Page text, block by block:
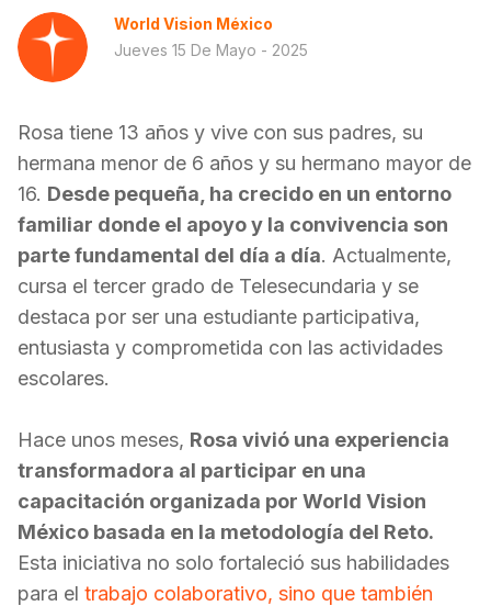
World Vision México
Jueves 15 De Mayo - 2025
Rosa tiene 13 años y vive con sus padres, su
hermana menor de 6 años y su hermano mayor de
16. Desde pequeña, ha crecido en un entorno
familiar donde el apoyo y la convivencia son
parte fundamental del día a día. Actualmente,
cursa el tercer grado de Telesecundaria y se
destaca por ser una estudiante participativa,
entusiasta y comprometida con las actividades
escolares.
Hace unos meses, Rosa vivió una experiencia
transformadora al participar en una
capacitación organizada por World Vision
México basada en la metodología del Reto.
Esta iniciativa no solo fortaleció sus habilidades
para el trabajo colaborativo, sino que también